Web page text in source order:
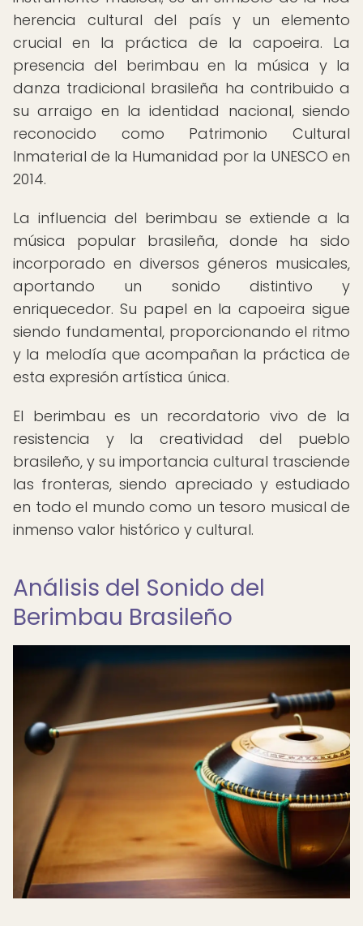
herencia cultural del país y un elemento
crucial en la práctica de la capoeira. La
presencia del berimbau en la música y la
danza tradicional brasileña ha contribuido a
su arraigo en la identidad nacional, siendo
reconocido como Patrimonio Cultural
Inmaterial de la Humanidad por la UNESCO en
2014.
La influencia del berimbau se extiende a la
música popular brasileña, donde ha sido
incorporado en diversos géneros musicales,
aportando un sonido distintivo y
enriquecedor. Su papel en la capoeira sigue
siendo fundamental, proporcionando el ritmo
y la melodía que acompañan la práctica de
esta expresión artística única.
El berimbau es un recordatorio vivo de la
resistencia y la creatividad del pueblo
brasileño, y su importancia cultural trasciende
las fronteras, siendo apreciado y estudiado
en todo el mundo como un tesoro musical de
inmenso valor histórico y cultural.
Análisis del Sonido del
Berimbau Brasileño